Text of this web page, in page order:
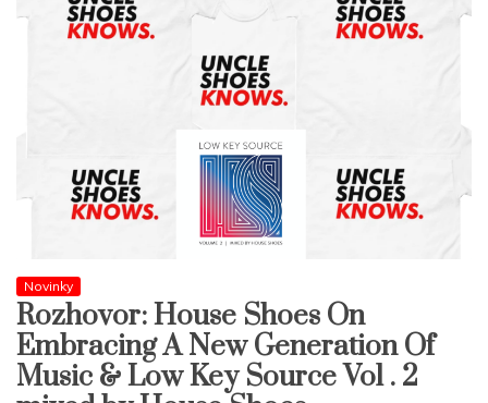
Novinky
Rozhovor: House Shoes On
Embracing A New Generation Of
Music & Low Key Source Vol . 2